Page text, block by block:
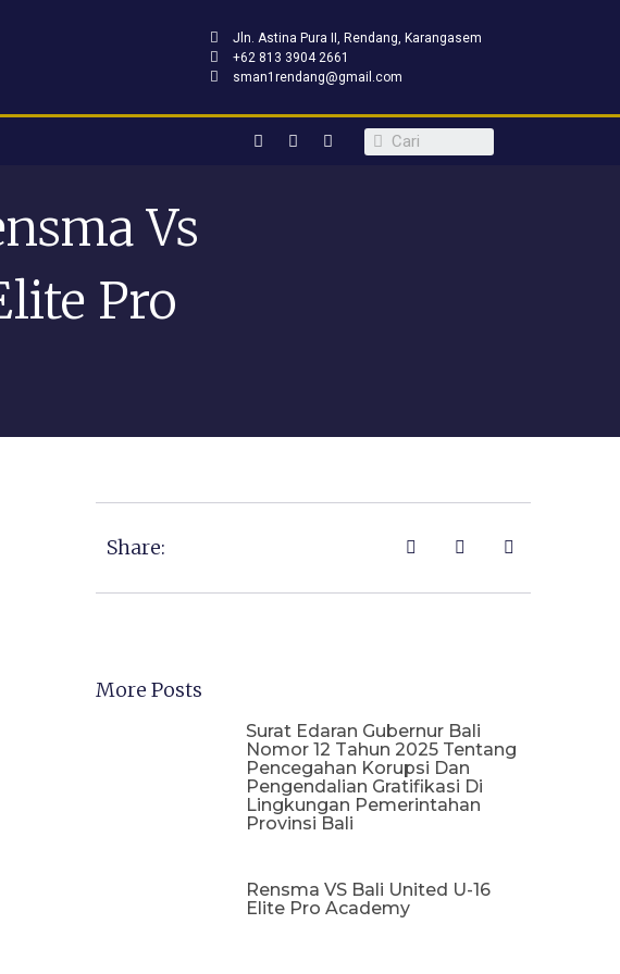
Jln. Astina Pura II, Rendang, Karangasem
+62 813 3904 2661
sman1rendang@gmail.com
Vs
Pro
Share:
More Posts
Surat Edaran Gubernur Bali
Nomor 12 Tahun 2025 Tentang
Pencegahan Korupsi Dan
Pengendalian Gratifikasi Di
Lingkungan Pemerintahan
Provinsi Bali
Rensma VS Bali United U-16
Elite Pro Academy